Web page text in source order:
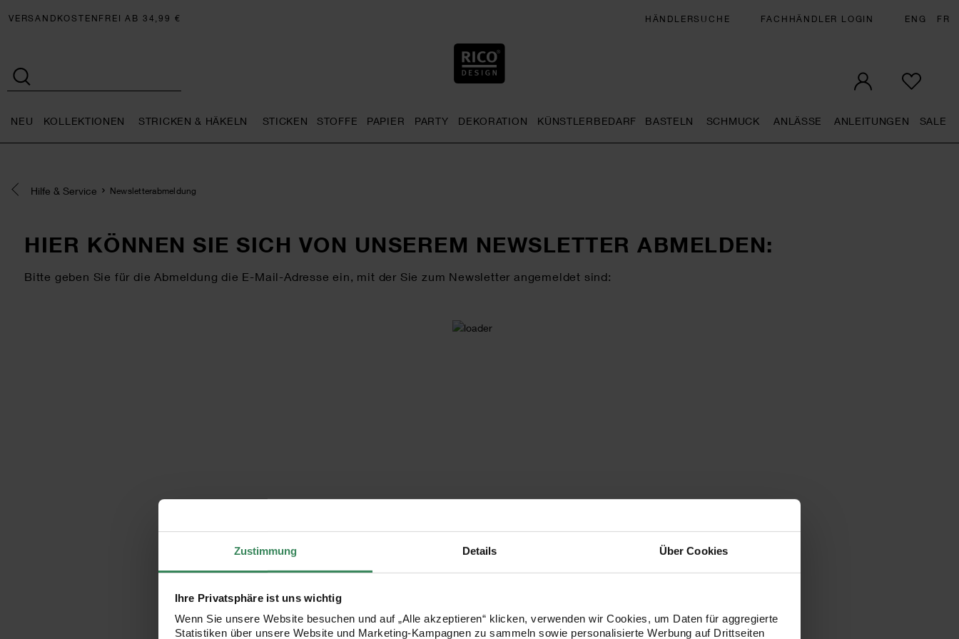
Zustimmung Details Über Cookies
Ihre Privatsphäre ist uns wichtig
Wenn Sie unsere Website besuchen und auf „Alle akzeptieren“ klicken, verwenden wir Cookies, um Daten für aggregierte
Statistiken über unsere Website und Marketing-Kampagnen zu sammeln sowie personalisierte Werbung auf Drittseiten
VERSANDKOSTENFREI AB 34,99 € HÄNDLERSUCHE FACHHÄNDLER LOGIN ENG FR
NEU KOLLEKTIONEN STRICKEN & HÄKELN STICKEN STOFFE PAPIER PARTY DEKORATION KÜNSTLERBEDARF BASTELN SCHMUCK ANLÄSSE ANLEITUNGEN SALE
Eine Kategorie zurück navigieren
Hilfe & Service Newsletterabmeldung
HIER KÖNNEN SIE SICH VON UNSEREM NEWSLETTER ABMELDEN:
Bitte geben Sie für die Abmeldung die E-Mail-Adresse ein, mit der Sie zum Newsletter angemeldet sind: